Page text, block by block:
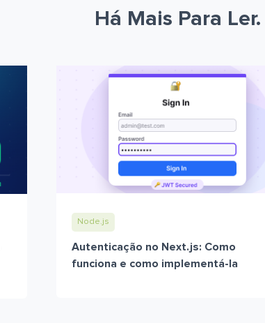
Há Mais Para Ler.
Node.js
Autenticação no Next.js: Como
funciona e como implementá-la